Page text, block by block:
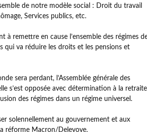
de notre modèle social : Droit du travail
Services publics, etc.
remettre en cause l’ensemble des régimes
va réduire les droits et les pensions et
sera perdant, l’Assemblée générale des
s’est opposée avec détermination à la retraite
des régimes dans un régime universel.
solennellement au gouvernement et aux
réforme Macron/Delevoye.